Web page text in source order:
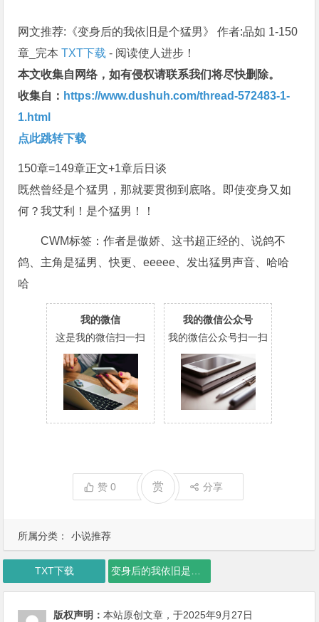
所属分类： 小说推荐
网文推荐:《变身后的我依旧是个猛男》 作者:品如 1-150
章_完本TXT下载 - 阅读使人进步！
本文收集自网络，如有侵权请联系我们将尽快删除。
收集自： https://www.dushuh.com/thread-572483-1-
1.html
点此跳转下载
150章=149章正文+1章后日谈
既然曾经是个猛男，那就要贯彻到底咯。即使变身又如
何？我艾利！是个猛男！！
CWM标签：作者是傲娇、这书超正经的、说鸽不
鸽、主角是猛男、快更、eeeee、发出猛男声音、哈哈
哈
我的微信
这是我的微信扫一扫
我的微信公众号
我的微信公众号扫一扫
赞0 赏 分享
TXT下载 变身后的我依旧是个猛男下载
版权声明：本站原创文章，于2025年9月27日